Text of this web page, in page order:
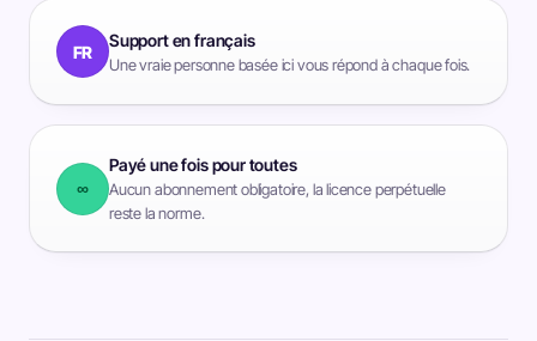
FR
Support en français
Une vraie personne basée ici vous répond à chaque fois.
∞
Payé une fois pour toutes
Aucun abonnement obligatoire, la licence perpétuelle
reste la norme.